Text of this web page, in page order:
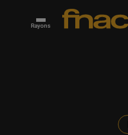
Rayons